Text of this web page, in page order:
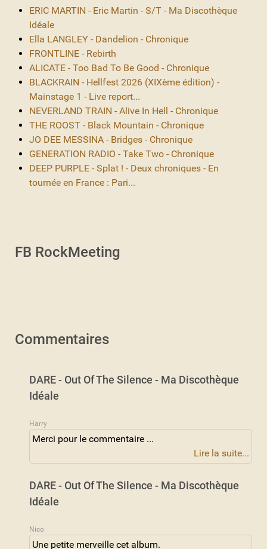
ERIC MARTIN - Eric Martin - S/T - Ma Discothèque
Idéale
Ella LANGLEY - Dandelion - Chronique
FRONTLINE - Rebirth
ALICATE - Too Bad To Be Good - Chronique
BLACKRAIN - Hellfest 2026 (XIXème édition) -
Mainstage 1 - Live report...
NEVERLAND TRAIN - Alive In Hell - Chronique
THE ROOST - Black Mountain - Chronique
JO DEE MESSINA - Bridges - Chronique
GENERATION RADIO - Take Two - Chronique
DEEP PURPLE - Splat ! - Deux chroniques - En
tournée en France : Pari...
FB RockMeeting
Commentaires
DARE - Out Of The Silence - Ma Discothèque
Idéale
Harry
Merci pour le commentaire ...
Lire la suite...
DARE - Out Of The Silence - Ma Discothèque
Idéale
Nico
Une petite merveille cet album.